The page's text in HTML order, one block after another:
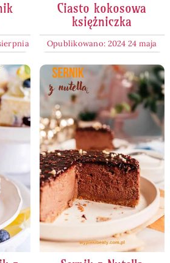
Ciasto kokosowa
księżniczka
Opublikowano: 2024 24 maja